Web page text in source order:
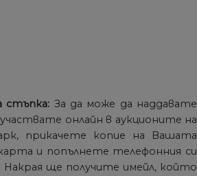
стъпка: За да може да наддавате
участвате онлайн в аукционите на
прикачете копие на Вашата
и попълнете телефонния си
Накрая ще получите имейл, който